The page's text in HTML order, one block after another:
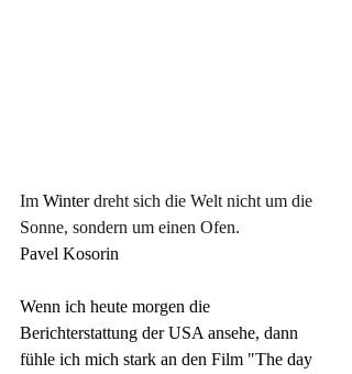
Im Winter dreht sich die Welt nicht um die
Sonne, sondern um einen Ofen.
Pavel Kosorin
Wenn ich heute morgen die
Berichterstattung der USA ansehe, dann
fühle ich mich stark an den Film "The day